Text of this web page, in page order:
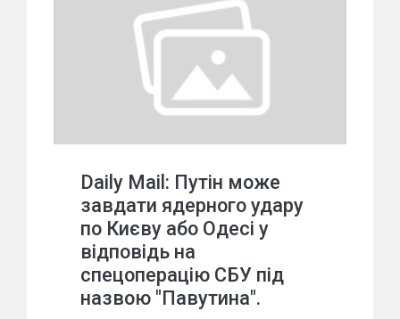
Daily Mail: Путін може
завдати ядерного удару
по Києву або Одесі у
відповідь на
спецоперацію СБУ під
назвою "Павутина".